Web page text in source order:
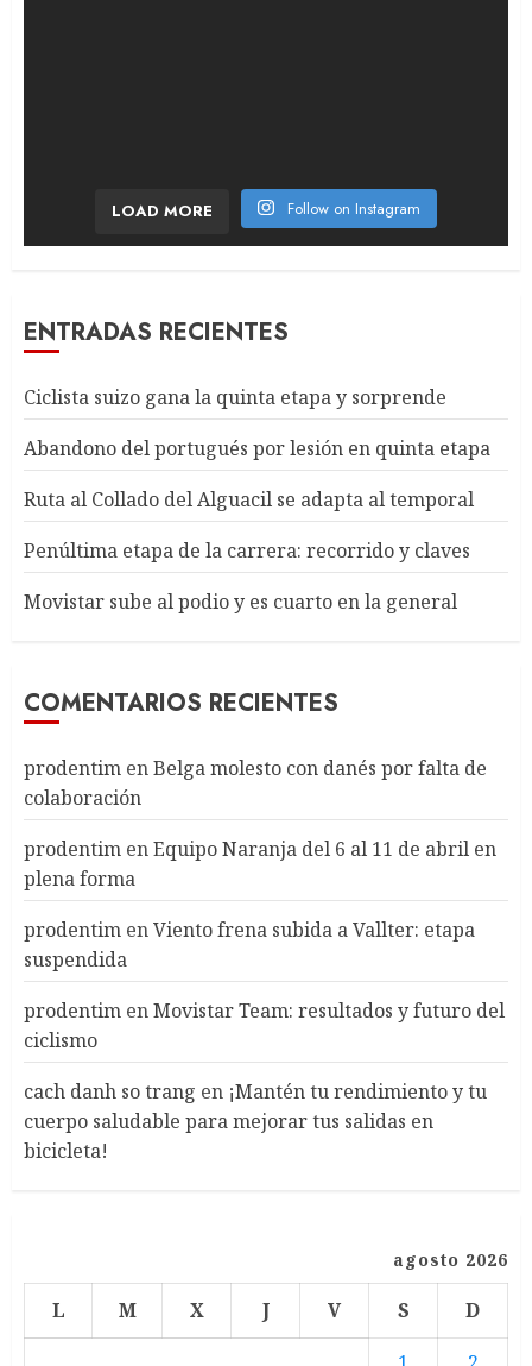
LOAD MORE Follow on Instagram
ENTRADAS RECIENTES
Ciclista suizo gana la quinta etapa y sorprende
Abandono del portugués por lesión en quinta etapa
Ruta al Collado del Alguacil se adapta al temporal
Penúltima etapa de la carrera: recorrido y claves
Movistar sube al podio y es cuarto en la general
COMENTARIOS RECIENTES
prodentim enBelga molesto con danés por falta de
colaboración
prodentim enEquipo Naranja del 6 al 11 de abril en
plena forma
prodentim enViento frena subida a Vallter: etapa
suspendida
prodentim enMovistar Team: resultados y futuro del
ciclismo
cach danh so trang en ¡Mantén tu rendimiento y tu
cuerpo saludable para mejorar tus salidas en
bicicleta!
agosto 2026
L M X J V S
D